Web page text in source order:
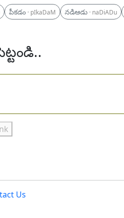
పీకడం · pIkaDaM నడిఆడు · naDiADu
Us